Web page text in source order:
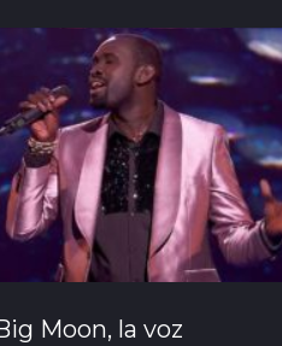
Moon, la voz